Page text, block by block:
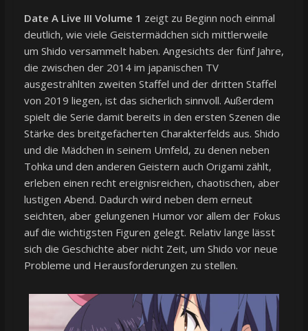
Date A Live III Volume 1 zeigt zu Beginn noch einmal
deutlich, wie viele Geistermädchen sich mittlerweile
um Shido versammelt haben. Angesichts der fünf Jahre,
die zwischen der 2014 im japanischen TV
ausgestrahlten zweiten Staffel und der dritten Staffel
von 2019 liegen, ist das sicherlich sinnvoll. Außerdem
spielt die Serie damit bereits in den ersten Szenen die
Stärke des breitgefächerten Charakterfelds aus. Shido
und die Mädchen in seinem Umfeld, zu denen neben
Tohka und den anderen Geistern auch Origami zählt,
erleben einen recht ereignisreichen, chaotischen, aber
lustigen Abend. Dadurch wird neben dem erneut
seichten, aber gelungenen Humor vor allem der Fokus
auf die wichtigsten Figuren gelegt. Relativ lange lässt
sich die Geschichte aber nicht Zeit, um Shido vor neue
Probleme und Herausforderungen zu stellen.